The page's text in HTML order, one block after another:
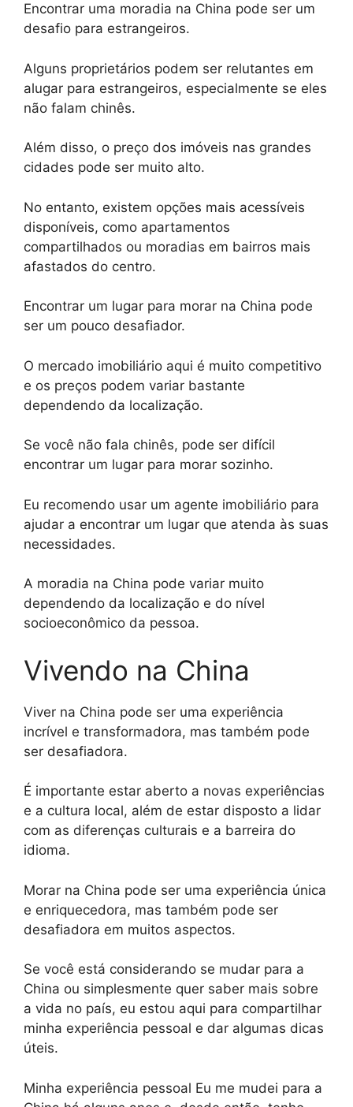
Encontrar uma moradia na China pode ser um
desafio para estrangeiros.
Alguns proprietários podem ser relutantes em
alugar para estrangeiros, especialmente se eles
não falam chinês.
Além disso, o preço dos imóveis nas grandes
cidades pode ser muito alto.
No entanto, existem opções mais acessíveis
disponíveis, como apartamentos
compartilhados ou moradias em bairros mais
afastados do centro.
Encontrar um lugar para morar na China pode
ser um pouco desafiador.
O mercado imobiliário aqui é muito competitivo
e os preços podem variar bastante
dependendo da localização.
Se você não fala chinês, pode ser difícil
encontrar um lugar para morar sozinho.
Eu recomendo usar um agente imobiliário para
ajudar a encontrar um lugar que atenda às suas
necessidades.
A moradia na China pode variar muito
dependendo da localização e do nível
socioeconômico da pessoa.
Vivendo na China
Viver na China pode ser uma experiência
incrível e transformadora, mas também pode
ser desafiadora.
É importante estar aberto a novas experiências
e a cultura local, além de estar disposto a lidar
com as diferenças culturais e a barreira do
idioma.
Morar na China pode ser uma experiência única
e enriquecedora, mas também pode ser
desafiadora em muitos aspectos.
Se você está considerando se mudar para a
China ou simplesmente quer saber mais sobre
a vida no país, eu estou aqui para compartilhar
minha experiência pessoal e dar algumas dicas
úteis.
Minha experiência pessoal Eu me mudei para a